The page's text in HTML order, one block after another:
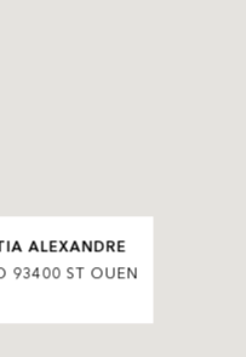
ALEXANDRE
93400 ST OUEN